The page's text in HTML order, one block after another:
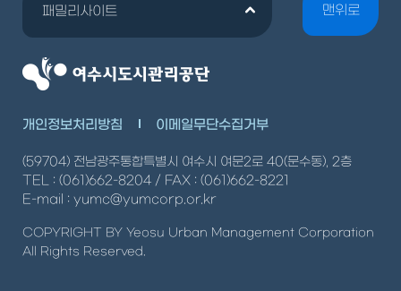
패밀리사이트
개인정보처리방침 이메일무단수집거부
(59704) 전남광주통합특별시 여수시 여문2로 40(문수동), 2층
TEL : (061)662-8204 / FAX : (061)662-8221
E-mail : yumc@yumcorp.or.kr
COPYRIGHT BY Yeosu Urban Management Corporation
All Rights Reserved.
맨위로